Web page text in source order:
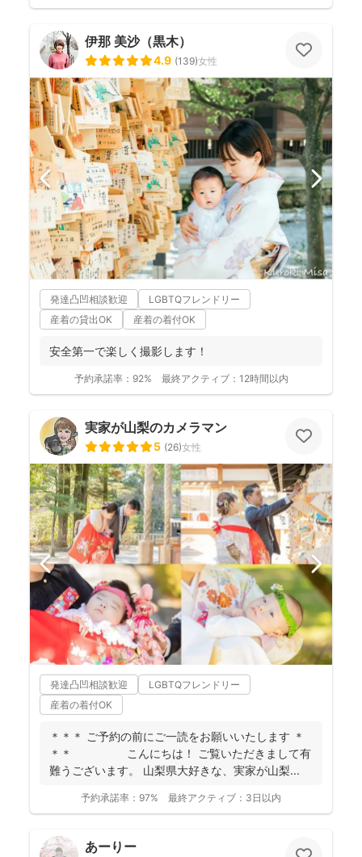
伊那 美沙（黒木）
4.9 (139)女性
発達凸凹相談歓迎
LGBTQフレンドリー
産着の貸出OK
産着の着付OK
安全第一で楽しく撮影します！
予約承諾率： 92% 最終アクティブ： 12時間以内
実家が山梨のカメラマン
5 (26)女性
発達凸凹相談歓迎
LGBTQフレンドリー
産着の着付OK
＊＊＊ ご予約の前にご一読をお願いいたします ＊
＊＊ こんにちは！ ご覧いただきまして有
難うございます。 山梨県大好きな、実家が山梨...
予約承諾率： 97% 最終アクティブ： 3日以内
あーりー